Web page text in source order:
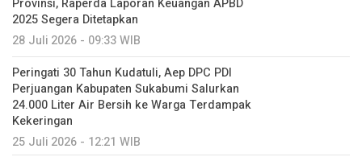
Provinsi, Raperda Laporan Keuangan APBD
2025 Segera Ditetapkan
28 Juli 2026 - 09:33 WIB
Peringati 30 Tahun Kudatuli, Aep DPC PDI
Perjuangan Kabupaten Sukabumi Salurkan
24.000 Liter Air Bersih ke Warga Terdampak
Kekeringan
25 Juli 2026 - 12:21 WIB